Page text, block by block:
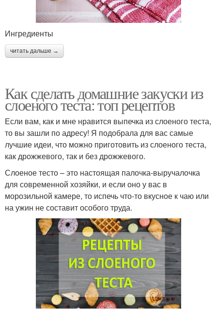
Ингредиенты
читать дальше →
Как сделать домашние закуски из
слоеного теста: топ рецептов
Если вам, как и мне нравится выпечка из слоеного теста,
то вы зашли по адресу! Я подобрала для вас самые
лучшие идеи, что можно приготовить из слоеного теста,
как дрожжевого, так и без дрожжевого.
Слоеное тесто – это настоящая палочка-выручалочка
для современной хозяйки, и если оно у вас в
морозильной камере, то испечь что-то вкусное к чаю или
на ужин не составит особого труда.